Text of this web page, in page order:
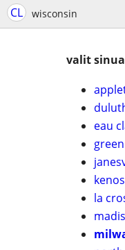
CL wisconsin
valit
eau
la